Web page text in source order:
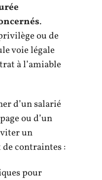
.
ou de
voie légale
à l’amiable
d’un salarié
ou d’un
un
contraintes :
pour